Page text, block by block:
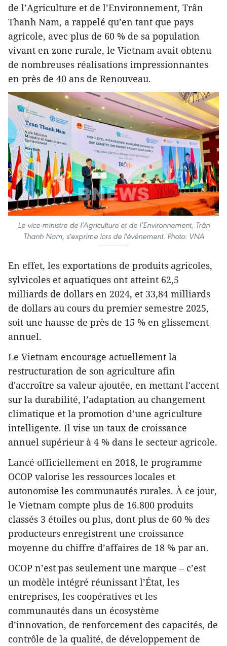
de l’Agriculture et de l’Environnement, Trân
Thanh Nam, a rappelé qu’en tant que pays
agricole, avec plus de 60 % de sa population
vivant en zone rurale, le Vietnam avait obtenu
de nombreuses réalisations impressionnantes
en près de 40 ans de Renouveau.
Le vice-ministre de l’Agriculture et de l’Environnement, Trân
Thanh Nam, s'exprime lors de l'événement. Photo: VNA
En effet, les exportations de produits agricoles,
sylvicoles et aquatiques ont atteint 62,5
milliards de dollars en 2024, et 33,84 milliards
de dollars au cours du premier semestre 2025,
soit une hausse de près de 15 % en glissement
annuel.
Le Vietnam encourage actuellement la
restructuration de son agriculture afin
d'accroître sa valeur ajoutée, en mettant l'accent
sur la durabilité, l’adaptation au changement
climatique et la promotion d’une agriculture
intelligente. Il vise un taux de croissance
annuel supérieur à 4 % dans le secteur agricole.
Lancé officiellement en 2018, le programme
OCOP valorise les ressources locales et
autonomise les communautés rurales. À ce jour,
le Vietnam compte plus de 16.800 produits
classés 3 étoiles ou plus, dont plus de 60 % des
producteurs enregistrent une croissance
moyenne du chiffre d’affaires de 18 % par an.
OCOP n’est pas seulement une marque – c’est
un modèle intégré réunissant l’État, les
entreprises, les coopératives et les
communautés dans un écosystème
d’innovation, de renforcement des capacités, de
contrôle de la qualité, de développement de